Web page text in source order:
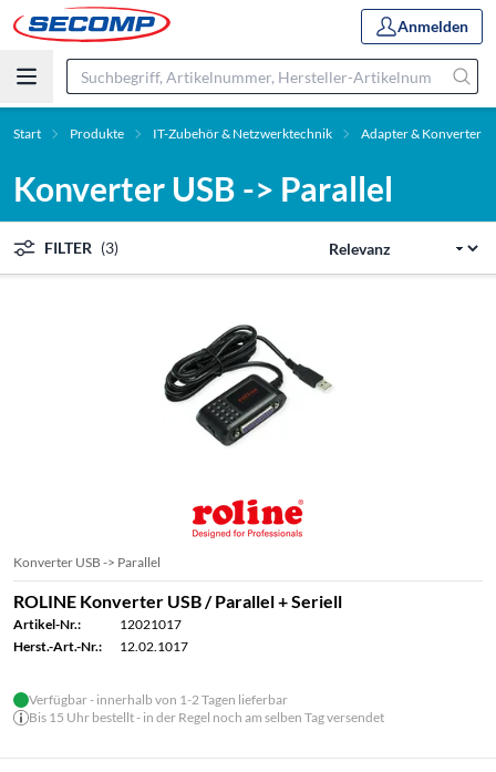
Anmelden
Start Produkte IT-Zubehör & Netzwerktechnik Adapter & Konverter
Konverter USB -> Parallel
FILTER (3)
Konverter USB -> Parallel
ROLINE Konverter USB / Parallel + Seriell
Artikel-Nr.:
12021017
Herst.-Art.-Nr.:
12.02.1017
Verfügbar - innerhalb von 1-2 Tagen lieferbar
Bis 15 Uhr bestellt - in der Regel noch am selben Tag versendet